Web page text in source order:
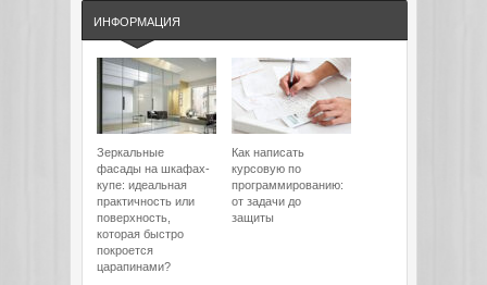
ИНФОРМАЦИЯ
Зеркальные
фасады на шкафах-
купе: идеальная
практичность или
поверхность,
которая быстро
покроется
царапинами?
Как написать
курсовую по
программированию:
от задачи до
защиты